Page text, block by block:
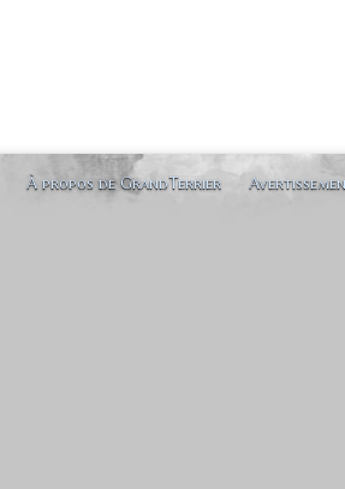
À propos de GrandTerrier